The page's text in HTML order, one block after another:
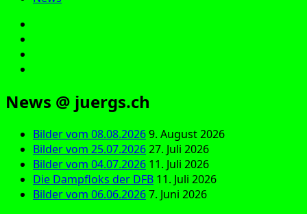
News @ juergs.ch
Bilder vom 08.08.20269. August 2026
Bilder vom 25.07.202627. Juli 2026
Bilder vom 04.07.2026 11. Juli 2026
Die Dampfloks der DFB 11. Juli 2026
Bilder vom 06.06.20267. Juni 2026